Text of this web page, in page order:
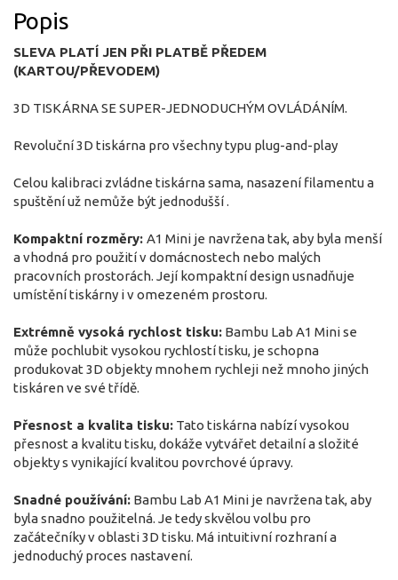
Popis
SLEVA PLATÍ JEN PŘI PLATBĚ PŘEDEM
(KARTOU/PŘEVODEM)
3D TISKÁRNA SE SUPER-JEDNODUCHÝM OVLÁDÁNÍM.
Revoluční 3D tiskárna pro všechny typu plug-and-play
Celou kalibraci zvládne tiskárna sama, nasazení filamentu a
spuštění už nemůže být jednodušší .
Kompaktní rozměry: A1 Mini je navržena tak, aby byla menší
a vhodná pro použití v domácnostech nebo malých
pracovních prostorách. Její kompaktní design usnadňuje
umístění tiskárny i v omezeném prostoru.
Extrémně vysoká rychlost tisku: Bambu Lab A1 Mini se
může pochlubit vysokou rychlostí tisku, je schopna
produkovat 3D objekty mnohem rychleji než mnoho jiných
tiskáren ve své třídě.
Přesnost a kvalita tisku: Tato tiskárna nabízí vysokou
přesnost a kvalitu tisku, dokáže vytvářet detailní a složité
objekty s vynikající kvalitou povrchové úpravy.
Snadné používání: Bambu Lab A1 Mini je navržena tak, aby
byla snadno použitelná. Je tedy skvělou volbu pro
začátečníky v oblasti 3D tisku. Má intuitivní rozhraní a
jednoduchý proces nastavení.